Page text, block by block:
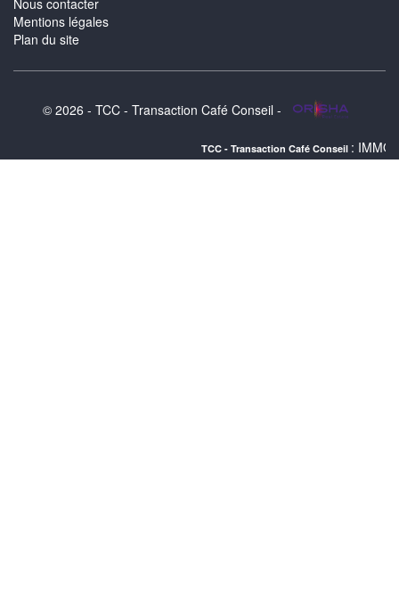
Nous contacter
Mentions légales
Plan du site
© 2026 - TCC - Transaction Café Conseil -
TCC - Transaction Café Conseil : IMMOBILIER